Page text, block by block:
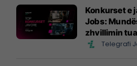
Konkurset e
Jobs:
zhvillimin
Telegrafi